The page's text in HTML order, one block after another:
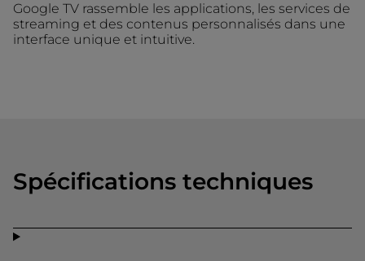
Google TV rassemble les applications, les services de
streaming et des contenus personnalisés dans une
interface unique et intuitive.
Spécifications techniques